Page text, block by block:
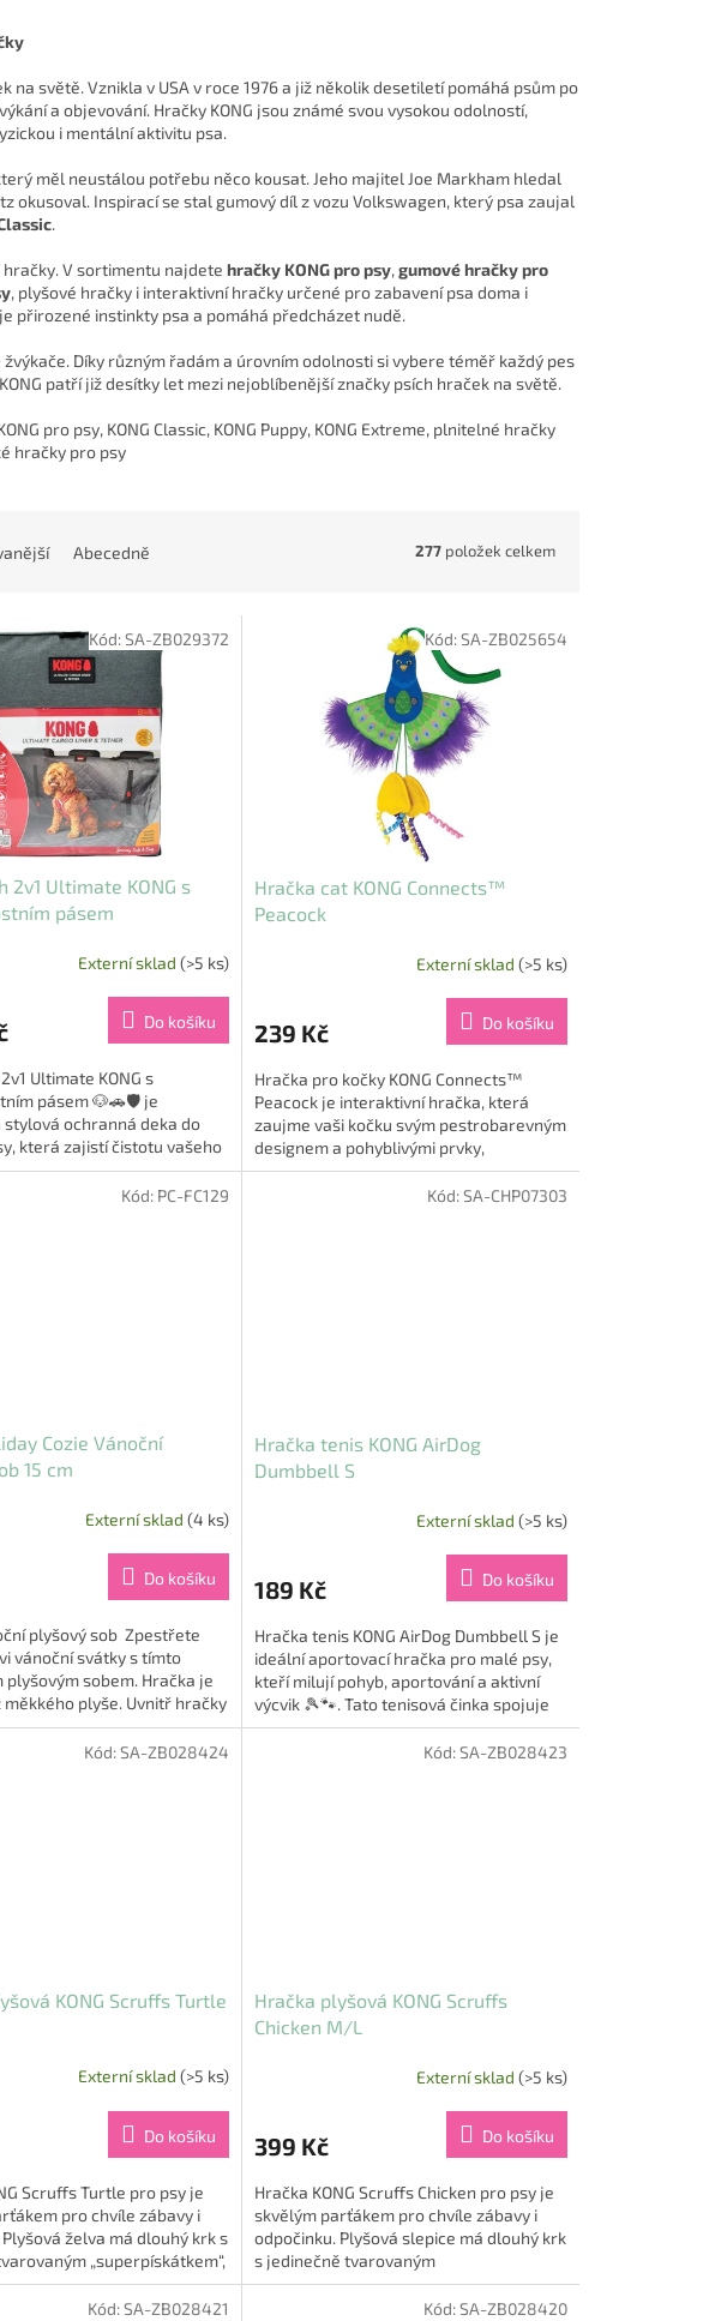
světě. Vznikla v USA v roce 1976 a již několik desetiletí pomáhá psům po
a objevování. Hračky KONG jsou známé svou vysokou odolností,
i mentální aktivitu psa.
měl neustálou potřebu něco kousat. Jeho majitel Joe Markham hledal
okusoval. Inspirací se stal gumový díl z vozu Volkswagen, který psa zaujal
.
hračky. V sortimentu najdete hračky KONG pro psy, gumové hračky pro
, plyšové hračky i interaktivní hračky určené pro zabavení psa doma i
přirozené instinkty psa a pomáhá předcházet nudě.
Díky různým řadám a úrovním odolnosti si vybere téměř každý pes
patří již desítky let mezi nejoblíbenější značky psích hraček na světě.
pro psy, KONG Classic, KONG Puppy, KONG Extreme, plnitelné hračky
hračky pro psy
Abecedně 277 položek celkem
2v1 Ultimate KONG s
pásem
Externí sklad (>5 ks)
Do košíku
Ultimate KONG s
pásem 🐶🚗🛡️ je
stylová ochranná deka do
která zajistí čistotu vašeho
bezpečí vašeho...
Kód:SA-ZB029372
Hračka cat KONG Connects™
Peacock
Externí sklad (>5 ks)
239 Kč Do košíku
Hračka pro kočky KONG Connects™
Peacock je interaktivní hračka, která
zaujme vaši kočku svým pestrobarevným
designem a pohyblivými prvky,
podporujícími její přirozené lovecké...
Kód:SA-ZB025654
Cozie Vánoční
15 cm
Externí sklad (4 ks)
Do košíku
plyšový sob Zpestřete
vánoční svátky s tímto
plyšovým sobem. Hračka je
plyše. Uvnitř hračky
Kód: PC-FC129
Hračka tenis KONG AirDog
Dumbbell S
Externí sklad (>5 ks)
189 Kč Do košíku
Hračka tenis KONG AirDog Dumbbell S je
ideální aportovací hračka pro malé psy,
kteří milují pohyb, aportování a aktivní
výcvik 🎾🐾. Tato tenisová činka spojuje
klasický tvar pro...
Kód:SA-CHP07303
KONG Scruffs Turtle
Externí sklad (>5 ks)
Do košíku
Scruffs Turtle pro psy je
pro chvíle zábavy i
želva má dlouhý krk s
„superpískátkem“,
ke...
Kód:SA-ZB028424
Hračka plyšová KONG Scruffs
Chicken M/L
Externí sklad (>5 ks)
399 Kč Do košíku
Hračka KONG Scruffs Chicken pro psy je
skvělým parťákem pro chvíle zábavy i
odpočinku. Plyšová slepice má dlouhý krk
s jedinečně tvarovaným
„superpískátkem“, který psa motivuje...
Kód:SA-ZB028423
Kód:SA-ZB028421 Kód:SA-ZB028420